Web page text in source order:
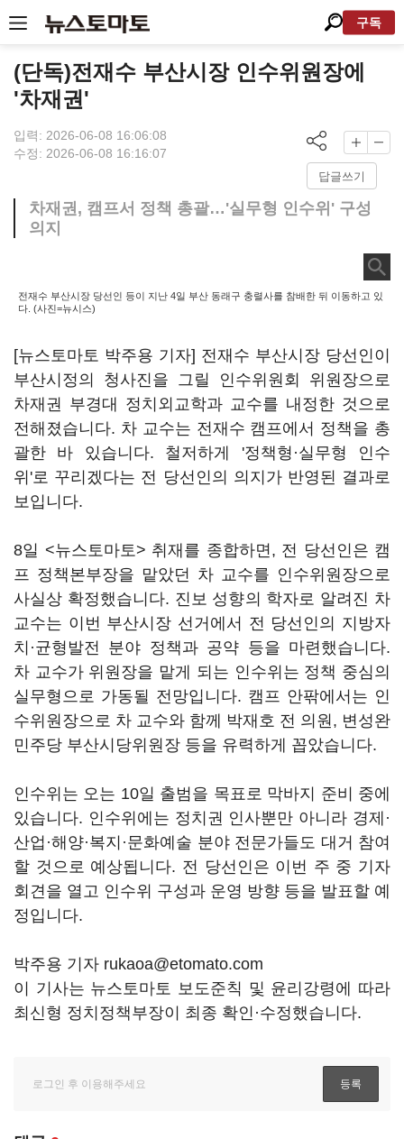
구독
(단독)전재수 부산시장 인수위원장에
'차재권'
입력: 2026-06-08 16:06:08
수정: 2026-06-08 16:16:07
답글쓰기
차재권, 캠프서 정책 총괄…'실무형 인수위' 구성
의지
전재수 부산시장 당선인 등이 지난 4일 부산 동래구 충렬사를 참배한 뒤 이동하고 있
다. (사진=뉴시스)
[뉴스토마토 박주용 기자] 전재수 부산시장 당선인이
부산시정의 청사진을 그릴 인수위원회 위원장으로
차재권 부경대 정치외교학과 교수를 내정한 것으로
전해졌습니다. 차 교수는 전재수 캠프에서 정책을 총
괄한 바 있습니다. 철저하게 '정책형·실무형 인수
위'로 꾸리겠다는 전 당선인의 의지가 반영된 결과로
보입니다.
8일 <뉴스토마토> 취재를 종합하면, 전 당선인은 캠
프 정책본부장을 맡았던 차 교수를 인수위원장으로
사실상 확정했습니다. 진보 성향의 학자로 알려진 차
교수는 이번 부산시장 선거에서 전 당선인의 지방자
치·균형발전 분야 정책과 공약 등을 마련했습니다.
차 교수가 위원장을 맡게 되는 인수위는 정책 중심의
실무형으로 가동될 전망입니다. 캠프 안팎에서는 인
수위원장으로 차 교수와 함께 박재호 전 의원, 변성완
민주당 부산시당위원장 등을 유력하게 꼽았습니다.
인수위는 오는 10일 출범을 목표로 막바지 준비 중에
있습니다. 인수위에는 정치권 인사뿐만 아니라 경제·
산업·해양·복지·문화예술 분야 전문가들도 대거 참여
할 것으로 예상됩니다. 전 당선인은 이번 주 중 기자
회견을 열고 인수위 구성과 운영 방향 등을 발표할 예
정입니다.
박주용 기자 rukaoa@etomato.com
이 기사는 뉴스토마토 보도준칙 및 윤리강령에 따라
최신형 정치정책부장이 최종 확인·수정했습니다.